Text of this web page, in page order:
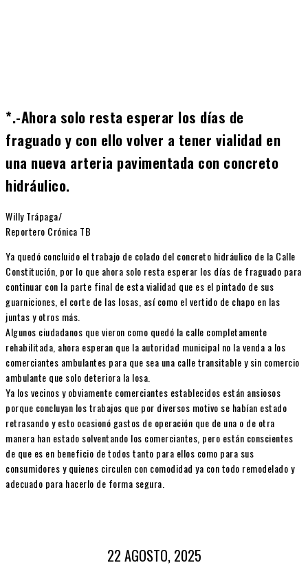
*.-Ahora solo resta esperar los días de
fraguado y con ello volver a tener vialidad en
una nueva arteria pavimentada con concreto
hidráulico.
Willy Trápaga/
Reportero Crónica TB
Ya quedó concluido el trabajo de colado del concreto hidráulico de la Calle
Constitución, por lo que ahora solo resta esperar los días de fraguado para
continuar con la parte final de esta vialidad que es el pintado de sus
guarniciones, el corte de las losas, así como el vertido de chapo en las
juntas y otros más.
Algunos ciudadanos que vieron como quedó la calle completamente
rehabilitada, ahora esperan que la autoridad municipal no la venda a los
comerciantes ambulantes para que sea una calle transitable y sin comercio
ambulante que solo deteriora la losa.
Ya los vecinos y obviamente comerciantes establecidos están ansiosos
porque concluyan los trabajos que por diversos motivo se habían estado
retrasando y esto ocasionó gastos de operación que de una o de otra
manera han estado solventando los comerciantes, pero están conscientes
de que es en beneficio de todos tanto para ellos como para sus
consumidores y quienes circulen con comodidad ya con todo remodelado y
adecuado para hacerlo de forma segura.
22 AGOSTO, 2025